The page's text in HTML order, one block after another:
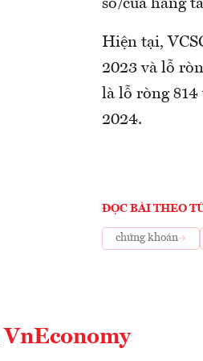
số/cửa hàng
Hiện tại,
2023 và lỗ
là lỗ ròng
2024.
ĐỌC BÀI THEO
chứng khoán
VnEconomy